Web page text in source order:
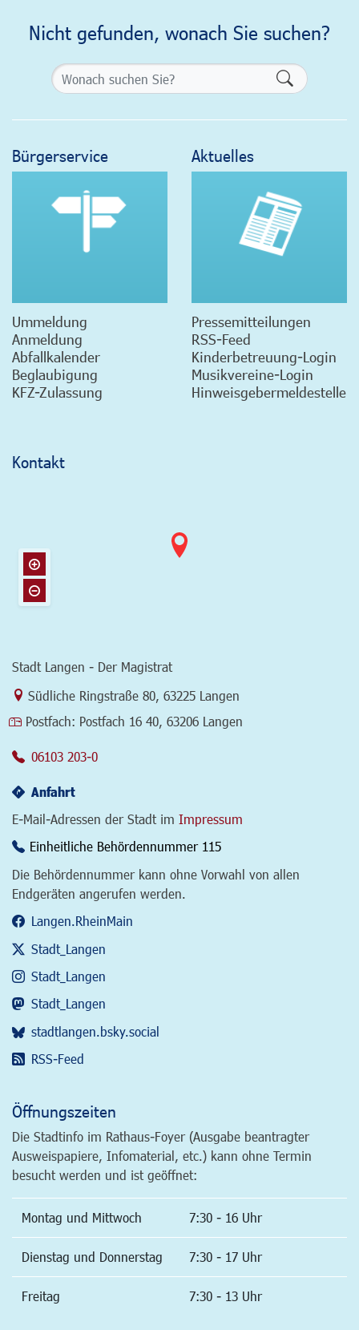
Nicht gefunden, wonach Sie suchen?
Bürgerservice
Ummeldung
Anmeldung
Abfallkalender
Beglaubigung
KFZ-Zulassung
Aktuelles
Pressemitteilungen
RSS-Feed
Kinderbetreuung-Login
Musikvereine-Login
Hinweisgebermeldestelle
Kontakt
Stadt Langen - Der Magistrat
Link zur Google-Maps Navigation
Südliche Ringstraße 80 63225 Langen
Postfach: Postfach 16 40, 63206 Langen
06103 203-0
Anfahrt
E-Mail-Adressen der Stadt im Impressum
Einheitliche Behördennummer 115
Die Behördennummer kann ohne Vorwahl von allen
Endgeräten angerufen werden.
Langen.RheinMain
Stadt_Langen
Stadt_Langen
Stadt_Langen
stadtlangen.bsky.social
RSS-Feed
Öffnungszeiten
Die Stadtinfo im Rathaus-Foyer (Ausgabe beantragter
Ausweispapiere, Infomaterial, etc.) kann ohne Termin
besucht werden und ist geöffnet:
Montag und Mittwoch 7:30 - 16 Uhr
Dienstag und Donnerstag 7:30 - 17 Uhr
Freitag 7:30 - 13 Uhr